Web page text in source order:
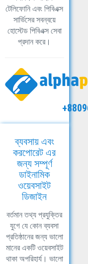
টেলিফোনি এবং পিবিএক্স
সার্ভিসের সবন্বয়ে
হোস্টেড পিবিএক্স সেবা
প্রদান করে।
ব্যবসায় এবং
করপোরেট এর
জন্য সম্পূর্ণ
ডাইনামিক
ওয়েবসাইট
ডিজাইন
বর্তমান তথ্য প্রযুক্তির
যুগে যে কোন ব্যবসা
প্রতিষ্ঠানের জন্য ভালো
মানের একটি ওয়েবসাইট
থাকা অপরিহার্য। ভালো